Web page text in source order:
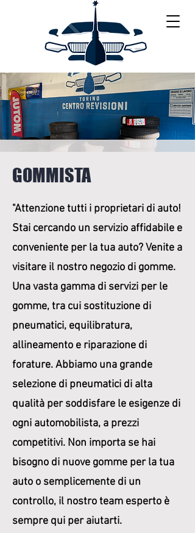
GOMMISTA
"Attenzione tutti i proprietari di auto!
Stai cercando un servizio affidabile e
conveniente per la tua auto? Venite a
visitare il nostro negozio di gomme.
Una vasta gamma di servizi per le
gomme, tra cui sostituzione di
pneumatici, equilibratura,
allineamento e riparazione di
forature. Abbiamo una grande
selezione di pneumatici di alta
qualità per soddisfare le esigenze di
ogni automobilista, a prezzi
competitivi. Non importa se hai
bisogno di nuove gomme per la tua
auto o semplicemente di un
controllo, il nostro team esperto è
sempre qui per aiutarti.